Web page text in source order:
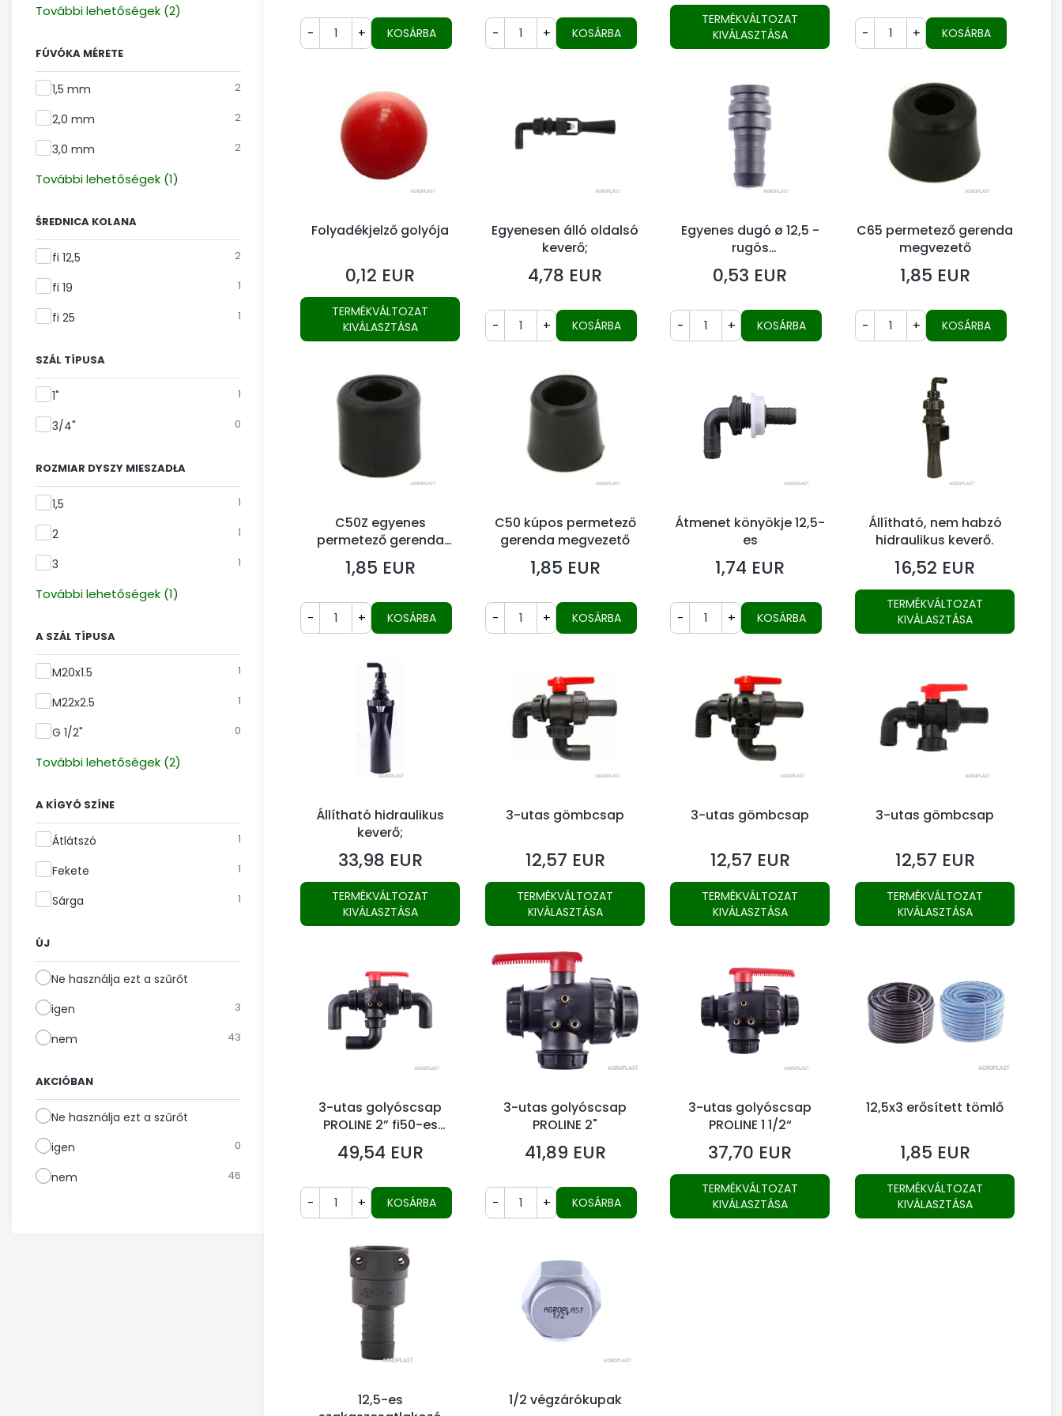
További lehetőségek (2)
FÚVÓKA MÉRETE
Fúvóka mérete
1,5 mm 2
2,0 mm 2
3,0 mm 2
További lehetőségek (1)
ŚREDNICA KOLANA
Średnica kolana
fi 12,5 2
fi 19 1
fi 25 1
SZÁL TÍPUSA
Szál típusa
1" 1
3/4" 0
ROZMIAR DYSZY MIESZADŁA
Rozmiar Dyszy Mieszadła
1,5 1
2 1
3 1
További lehetőségek (1)
A SZÁL TÍPUSA
A szál típusa
M20x1.5 1
M22x2.5 1
G 1/2" 0
További lehetőségek (2)
A KÍGYÓ SZÍNE
A kígyó színe
Átlátszó 1
Fekete 1
Sárga 1
ÚJ
Ne használja ezt a szűrőt
igen
3
nem 43
AKCIÓBAN
Ne használja ezt a szűrőt
igen
0
nem 46
- + KOSÁRBA - + KOSÁRBA
TERMÉKVÁLTOZAT
KIVÁLASZTÁSA
- + KOSÁRBA
Folyadékjelző golyója
Ár
0,12 EUR
TERMÉKVÁLTOZAT
KIVÁLASZTÁSA
Egyenesen álló oldalsó
keverő;
Ár
4,78 EUR
- + KOSÁRBA
Egyenes dugó ø 12,5 -
rugós
csapszegszerelékkel
Ár
0,53 EUR
- + KOSÁRBA
C65 permetező gerenda
megvezető
Ár
1,85 EUR
- + KOSÁRBA
C50Z egyenes
permetező gerenda
megvezető
Ár
1,85 EUR
- + KOSÁRBA
C50 kúpos permetező
gerenda megvezető
Ár
1,85 EUR
- + KOSÁRBA
Átmenet könyökje 12,5-
es
Ár
1,74 EUR
- + KOSÁRBA
Állítható, nem habzó
hidraulikus keverő.
Ár
16,52 EUR
TERMÉKVÁLTOZAT
KIVÁLASZTÁSA
Állítható hidraulikus
keverő;
Ár
33,98 EUR
TERMÉKVÁLTOZAT
KIVÁLASZTÁSA
3-utas gömbcsap
Ár
12,57 EUR
TERMÉKVÁLTOZAT
KIVÁLASZTÁSA
3-utas gömbcsap
Ár
12,57 EUR
TERMÉKVÁLTOZAT
KIVÁLASZTÁSA
3-utas gömbcsap
Ár
12,57 EUR
TERMÉKVÁLTOZAT
KIVÁLASZTÁSA
3-utas golyóscsap
PROLINE 2” fi50-es
komplett könyökkel
Ár
49,54 EUR
- + KOSÁRBA
3-utas golyóscsap
PROLINE 2"
Ár
41,89 EUR
- + KOSÁRBA
3-utas golyóscsap
PROLINE 1 1/2“
Ár
37,70 EUR
TERMÉKVÁLTOZAT
KIVÁLASZTÁSA
12,5x3 erősített tömlő
Ár
1,85 EUR
TERMÉKVÁLTOZAT
KIVÁLASZTÁSA
12,5-es
1/2 végzárókupak